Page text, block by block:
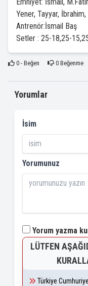
Yener, Tayyar,
Antrenör:İsmail Baş
Setler : 25-18,25-
0- Beğen 0Beğenme
Yorumlar
İsim
Yorumunuz
Yorum yazma
LÜTFEN
Türkiye